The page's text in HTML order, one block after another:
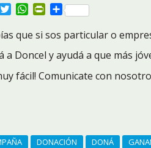
TwitterWhatsApp
PrintFriendly
Compartir
que si sos particular o
a Doncel y ayudá a que más
fácil! Comunicate con
DONACIÓN DONÁ